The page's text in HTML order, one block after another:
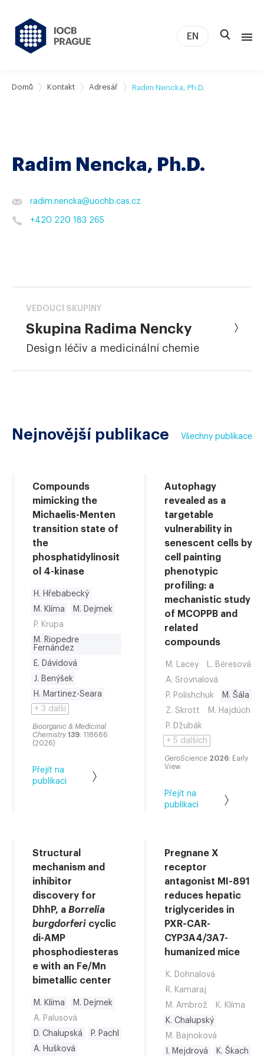
O nás
IOCB Boston
Kontakt
EN
Domů Kontakt Adresář Radim Nencka, Ph.D.
Radim Nencka, Ph.D.
radim.nencka@uochb.cas.cz
+420 220 183 265
VEDOUCÍ SKUPINY
Skupina Radima Nencky
Design léčiv a medicinální chemie
Všechny publikace
Nejnovější publikace
Compounds
mimicking the
Michaelis-Menten
transition state of
the
phosphatidylinosit
ol 4-kinase
H. Hřebabecký
M. Klíma
M. Dejmek
P. Krupa
M. Riopedre
Fernández
E. Dávidová
J. Benýšek
H. Martinez-Seara
+ 3 další
Bioorganic & Medicinal
Chemistry 139: 118666
(2026)
Přejít na
publikaci
Autophagy
revealed as a
targetable
vulnerability in
senescent cells by
cell painting
phenotypic
profiling: a
mechanistic study
of MCOPPB and
related
compounds
M. Lacey
L. Béresová
A. Srovnalová
P. Polishchuk
M. Šála
Z. Skrott
M. Hajdúch
P. Džubák
+ 5 dalších
GeroScience 2026: Early
View
Přejít na
publikaci
Structural
mechanism and
inhibitor
discovery for
DhhP, a Borrelia
burgdorferi cyclic
di-AMP
phosphodiesteras
e with an Fe/Mn
bimetallic center
M. Klíma
M. Dejmek
A. Palusová
D. Chalupská
P. Pachl
A. Hušková
Pregnane X
receptor
antagonist MI-891
reduces hepatic
triglycerides in
PXR-CAR-
CYP3A4/3A7-
humanized mice
K. Dohnalová
R. Kamaraj
M. Ambrož
K. Klíma
K. Chalupský
M. Bajnoková
I. Mejdrová
K. Škach